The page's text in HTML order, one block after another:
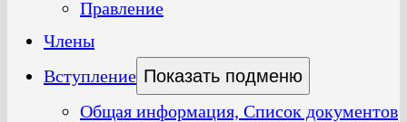
Правление
Члены
Вступление Показать подменю
Общая информация, Список документов